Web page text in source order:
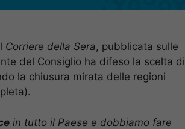
Corriere della Sera, pubblicata sulle
del Consiglio ha difeso la scelta di
la chiusura mirata delle regioni
in tutto il Paese e dobbiamo fare